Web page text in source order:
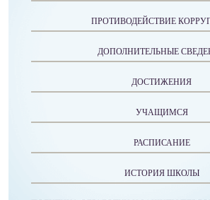
ПРОТИВОДЕЙСТВИЕ
ДОПОЛНИТЕЛЬНЫЕ
ДОСТИЖЕНИЯ
УЧАЩИМСЯ
РАСПИСАНИЕ
ИСТОРИЯ ШКОЛЫ